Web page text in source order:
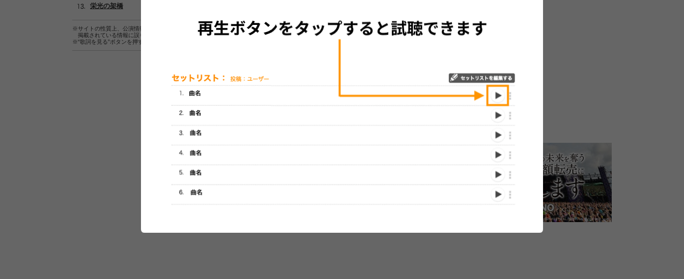
栄光の架橋
※サイトの性質上、公演情報およびセットリスト情報の正確性は保証されませんので、あらかじめご了承ください。
掲載されている情報に誤りがある場合は、
こちらよりご連絡をお願い致します。
※“歌詞を見る”ボタンを押すと、株式会社ページワンが運営する歌詞サイト「
セットリストをプレイリストにして保存する